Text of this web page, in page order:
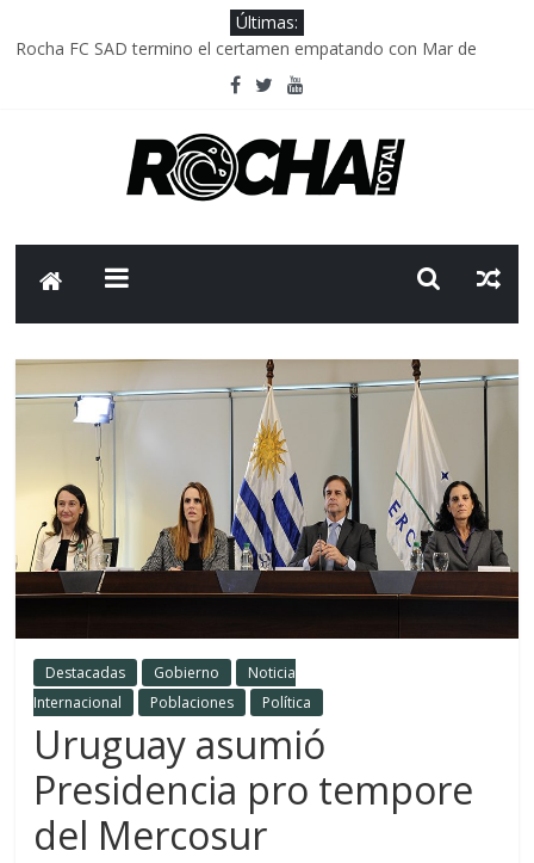
Últimas:
Rocha FC SAD termino el certamen empatando con Mar de
Delegación parlamentaria uruguaya llega a Israel; el Frente
Caso Charles Carrera: la causa que sobrevivió al paso del tiempo
Criminalidad en Uruguay: menos delitos,los homicidios son lo
Destacadas Gobierno
Noticia
Internacional
Poblaciones Política
Uruguay asumió
Presidencia pro tempore
del Mercosur